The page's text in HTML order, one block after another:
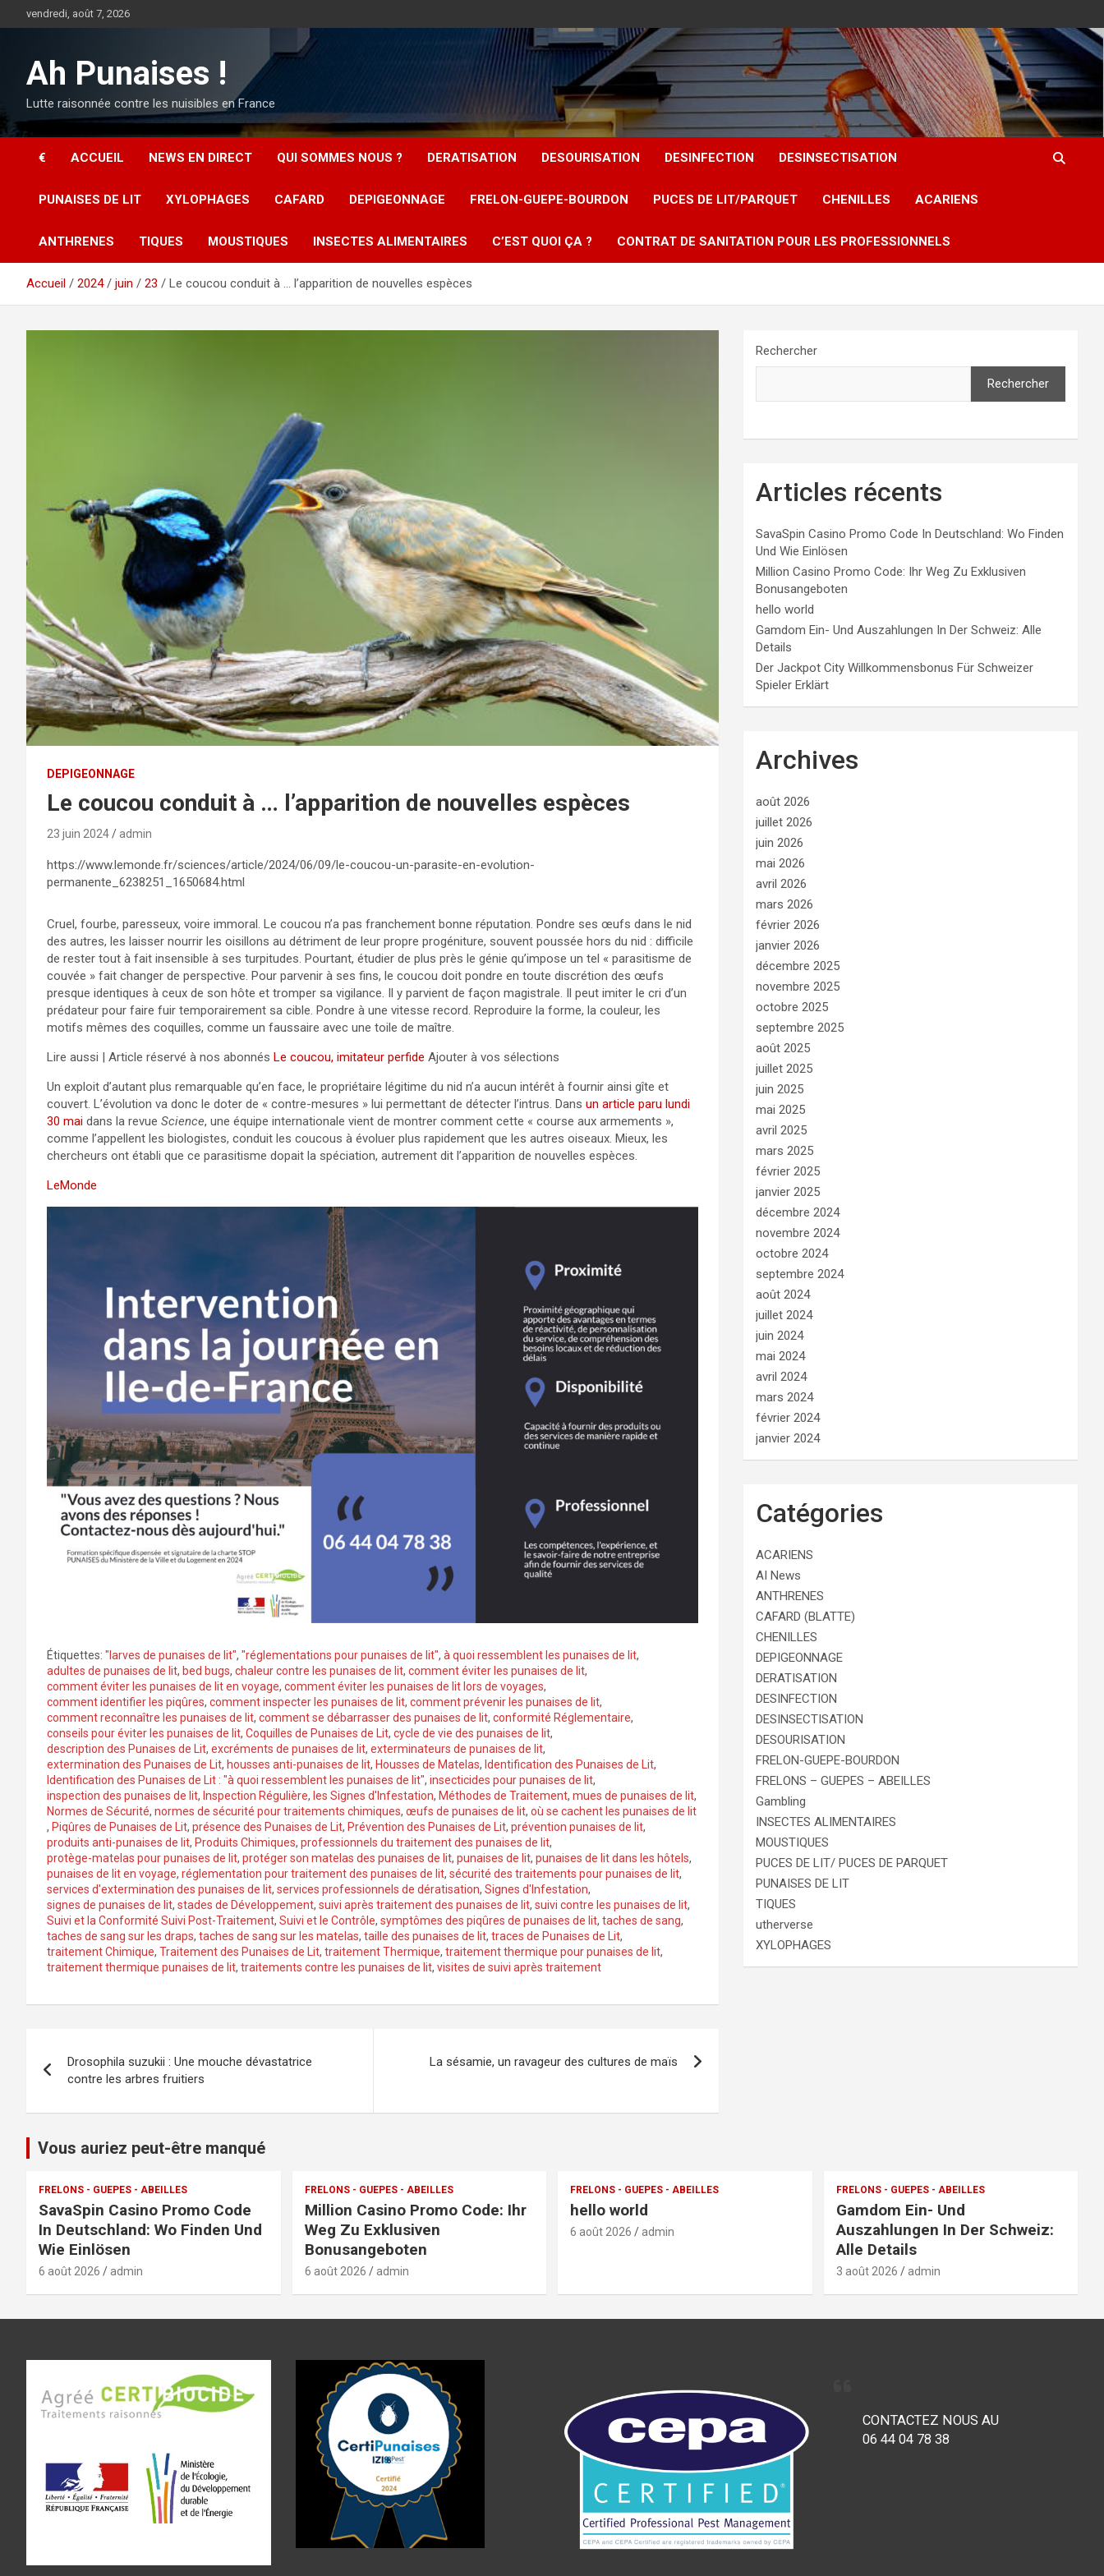
au
vendredi, août 7, 2026
Ah Punaises !
Lutte raisonnée contre les nuisibles en France
€ ACCUEIL NEWS EN DIRECT QUI SOMMES NOUS ? DERATISATION DESOURISATION DESINFECTION DESINSECTISATION
PUNAISES DE LIT XYLOPHAGES CAFARD DEPIGEONNAGE FRELON-GUEPE-BOURDON PUCES DE LIT/PARQUET CHENILLES ACARIENS
ANTHRENES TIQUES MOUSTIQUES INSECTES ALIMENTAIRES C’EST QUOI ÇA ? CONTRAT DE SANITATION POUR LES PROFESSIONNELS
Accueil 2024 juin 23 Le coucou conduit à … l’apparition de nouvelles espèces
DEPIGEONNAGE
Le coucou conduit à … l’apparition de nouvelles espèces
23 juin 2024 admin
https://www.lemonde.fr/sciences/article/2024/06/09/le-coucou-un-parasite-en-evolution-
permanente_6238251_1650684.html
Cruel, fourbe, paresseux, voire immoral. Le coucou n’a pas franchement bonne réputation. Pondre ses œufs dans le nid
des autres, les laisser nourrir les oisillons au détriment de leur propre progéniture, souvent poussée hors du nid : difficile
de rester tout à fait insensible à ses turpitudes. Pourtant, étudier de plus près le génie qu’impose un tel « parasitisme de
couvée » fait changer de perspective. Pour parvenir à ses fins, le coucou doit pondre en toute discrétion des œufs
presque identiques à ceux de son hôte et tromper sa vigilance. Il y parvient de façon magistrale. Il peut imiter le cri d’un
prédateur pour faire fuir temporairement sa cible. Pondre à une vitesse record. Reproduire la forme, la couleur, les
motifs mêmes des coquilles, comme un faussaire avec une toile de maître.
Lire aussi | Article réservé à nos abonnés Le coucou, imitateur perfide Ajouter à vos sélections
Un exploit d’autant plus remarquable qu’en face, le propriétaire légitime du nid n’a aucun intérêt à fournir ainsi gîte et
couvert. L’évolution va donc le doter de « contre-mesures » lui permettant de détecter l’intrus. Dans un article paru lundi
30 mai dans la revue Science, une équipe internationale vient de montrer comment cette « course aux armements »,
comme l’appellent les biologistes, conduit les coucous à évoluer plus rapidement que les autres oiseaux. Mieux, les
chercheurs ont établi que ce parasitisme dopait la spéciation, autrement dit l’apparition de nouvelles espèces.
LeMonde
Étiquettes: "larves de punaises de lit", "réglementations pour punaises de lit", à quoi ressemblent les punaises de lit,
adultes de punaises de lit, bed bugs, chaleur contre les punaises de lit, comment éviter les punaises de lit,
comment éviter les punaises de lit en voyage, comment éviter les punaises de lit lors de voyages,
comment identifier les piqûres, comment inspecter les punaises de lit, comment prévenir les punaises de lit,
comment reconnaître les punaises de lit, comment se débarrasser des punaises de lit, conformité Réglementaire,
conseils pour éviter les punaises de lit, Coquilles de Punaises de Lit, cycle de vie des punaises de lit,
description des Punaises de Lit, excréments de punaises de lit, exterminateurs de punaises de lit,
extermination des Punaises de Lit, housses anti-punaises de lit, Housses de Matelas, Identification des Punaises de Lit,
Identification des Punaises de Lit : "à quoi ressemblent les punaises de lit", insecticides pour punaises de lit,
inspection des punaises de lit, Inspection Régulière, les Signes d'Infestation, Méthodes de Traitement, mues de punaises de lit,
Normes de Sécurité, normes de sécurité pour traitements chimiques, œufs de punaises de lit, où se cachent les punaises de lit
, Piqûres de Punaises de Lit, présence des Punaises de Lit, Prévention des Punaises de Lit, prévention punaises de lit,
produits anti-punaises de lit, Produits Chimiques, professionnels du traitement des punaises de lit,
protège-matelas pour punaises de lit, protéger son matelas des punaises de lit, punaises de lit, punaises de lit dans les hôtels,
punaises de lit en voyage, réglementation pour traitement des punaises de lit, sécurité des traitements pour punaises de lit,
services d'extermination des punaises de lit, services professionnels de dératisation, Signes d'Infestation,
signes de punaises de lit, stades de Développement, suivi après traitement des punaises de lit, suivi contre les punaises de lit,
Suivi et la Conformité Suivi Post-Traitement, Suivi et le Contrôle, symptômes des piqûres de punaises de lit, taches de sang,
taches de sang sur les draps, taches de sang sur les matelas, taille des punaises de lit, traces de Punaises de Lit,
traitement Chimique, Traitement des Punaises de Lit, traitement Thermique, traitement thermique pour punaises de lit,
traitement thermique punaises de lit, traitements contre les punaises de lit, visites de suivi après traitement
de
l’article
Drosophila suzukii : Une mouche dévastatrice
contre les arbres fruitiers
La sésamie, un ravageur des cultures de maïs
Rechercher
Rechercher
Articles récents
SavaSpin Casino Promo Code In Deutschland: Wo Finden
Und Wie Einlösen
Million Casino Promo Code: Ihr Weg Zu Exklusiven
Bonusangeboten
hello world
Gamdom Ein- Und Auszahlungen In Der Schweiz: Alle
Details
Der Jackpot City Willkommensbonus Für Schweizer
Spieler Erklärt
Archives
août 2026
juillet 2026
juin 2026
mai 2026
avril 2026
mars 2026
février 2026
janvier 2026
décembre 2025
novembre 2025
octobre 2025
septembre 2025
août 2025
juillet 2025
juin 2025
mai 2025
avril 2025
mars 2025
février 2025
janvier 2025
décembre 2024
novembre 2024
octobre 2024
septembre 2024
août 2024
juillet 2024
juin 2024
mai 2024
avril 2024
mars 2024
février 2024
janvier 2024
Catégories
ACARIENS
AI News
ANTHRENES
CAFARD (BLATTE)
CHENILLES
DEPIGEONNAGE
DERATISATION
DESINFECTION
DESINSECTISATION
DESOURISATION
FRELON-GUEPE-BOURDON
FRELONS – GUEPES – ABEILLES
Gambling
INSECTES ALIMENTAIRES
MOUSTIQUES
PUCES DE LIT/ PUCES DE PARQUET
PUNAISES DE LIT
TIQUES
utherverse
XYLOPHAGES
Vous auriez peut-être manqué
FRELONS - GUEPES - ABEILLES
SavaSpin Casino Promo Code
In Deutschland: Wo Finden Und
Wie Einlösen
6 août 2026 admin
FRELONS - GUEPES - ABEILLES
Million Casino Promo Code: Ihr
Weg Zu Exklusiven
Bonusangeboten
6 août 2026 admin
FRELONS - GUEPES - ABEILLES
hello world
6 août 2026 admin
FRELONS - GUEPES - ABEILLES
Gamdom Ein- Und
Auszahlungen In Der Schweiz:
Alle Details
3 août 2026 admin
CONTACTEZ NOUS AU
06 44 04 78 38